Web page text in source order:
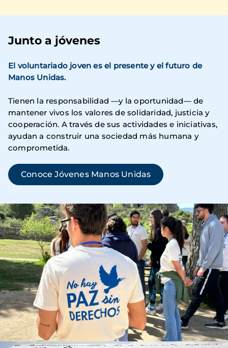
Junto a jóvenes
El voluntariado joven es el presente y el futuro de
Manos Unidas.
Tienen la responsabilidad —y la oportunidad— de
mantener vivos los valores de solidaridad, justicia y
cooperación. A través de sus actividades e iniciativas,
ayudan a construir una sociedad más humana y
comprometida.
Conoce Jóvenes Manos Unidas